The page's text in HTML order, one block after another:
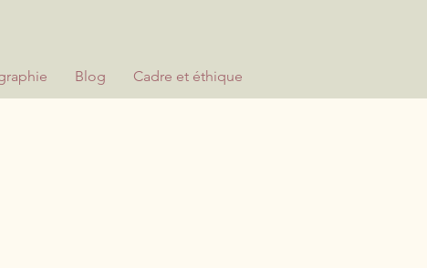
Blog Cadre et éthique